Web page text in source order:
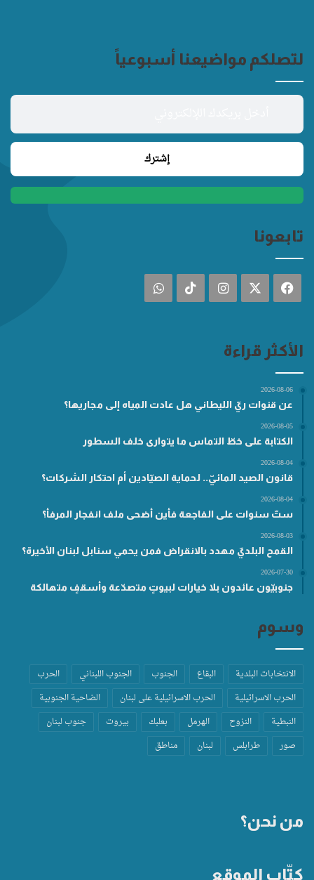
لتصلكم مواضيعنا أسبوعياً
تابعونا
فيسبوك انستقرام ‫TikTokواتساب
الأكثر قراءة
2026-08-06
عن قنوات ريّ الليطاني هل عادت المياه إلى مجاريها؟
2026-08-05
الكتابة على خطّ التماس ما يتوارى خلف السطور
2026-08-04
قانون الصيد المائيّ.. لحماية الصيّادين أم احتكار الشركات؟
2026-08-04
ستّ سنوات على الفاجعة فأين أضحى ملف انفجار المرفأ؟
2026-08-03
القمح البلديّ مهدد بالانقراض فمن يحمي سنابل لبنان الأخيرة؟
2026-07-30
جنوبيّون عائدون بلا خيارات لبيوتٍ متصدّعة وأسقفٍ متهالكة
وسوم
الانتخابات البلدية البقاع الجنوب الجنوب اللبناني
الحرب
الحرب الاسرائيلية
الحرب الاسرائيلية على لبنان
الضاحية الجنوبية
النبطية
النزوح الهرمل بعلبك بيروت
جنوب لبنان
صور
طرابلس لبنان مناطق
من نحن؟
كتّاب الموقع